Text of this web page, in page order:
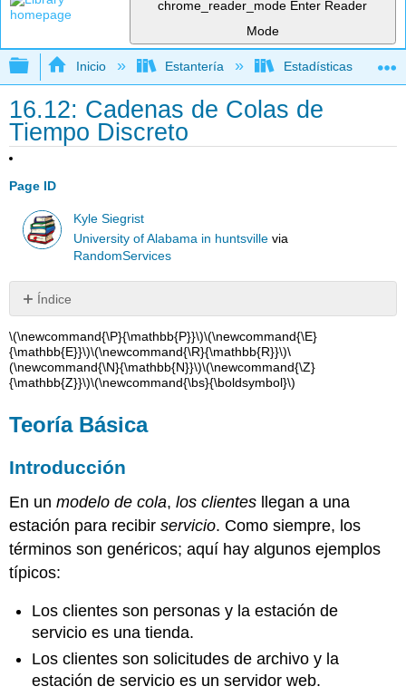
chrome_reader_mode Enter Reader
Mode
Expandir/contraer jerarquía global
Inicio Estantería Estadísticas
16.12: Cadenas de Colas de
Tiempo Discreto
Page ID
Kyle Siegrist
University of Alabama in huntsville via
RandomServices
Índice
Básica
Introducción
Recurrencia
fugacidad
Positiva
Computacionales
\(\newcommand{\P}{\mathbb{P}}\)\(\newcommand{\E}
{\mathbb{E}}\)\(\newcommand{\R}{\mathbb{R}}\)\
(\newcommand{\N}{\mathbb{N}}\)\(\newcommand{\Z}
{\mathbb{Z}}\)\(\newcommand{\bs}{\boldsymbol}\)
Teoría Básica
Introducción
En unmodelo de cola,los clientes llegan a una
estación para recibirservicio. Como siempre, los
términos son genéricos; aquí hay algunos ejemplos
típicos:
Los clientes son personas y la estación de
servicio es una tienda.
Los clientes son solicitudes de archivo y la
estación de servicio es un servidor web.